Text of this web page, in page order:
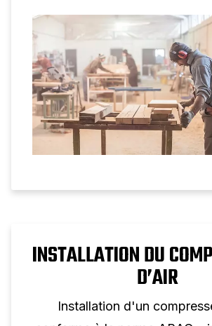
compresseur à pistons à deux
une utilisation
INSTALLATION DU
D’AIR
Installation d'un